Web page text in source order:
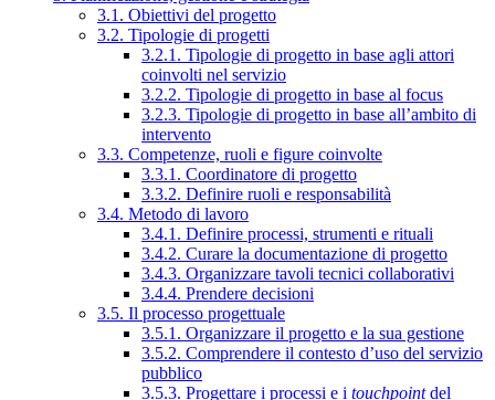
3.1. Obiettivi del progetto
3.2. Tipologie di progetti
3.2.1. Tipologie di progetto in base agli attori
coinvolti nel servizio
3.2.2. Tipologie di progetto in base al focus
3.2.3. Tipologie di progetto in base all’ambito di
intervento
3.3. Competenze, ruoli e figure coinvolte
3.3.1. Coordinatore di progetto
3.3.2. Definire ruoli e responsabilità
3.4. Metodo di lavoro
3.4.1. Definire processi, strumenti e rituali
3.4.2. Curare la documentazione di progetto
3.4.3. Organizzare tavoli tecnici collaborativi
3.4.4. Prendere decisioni
3.5. Il processo progettuale
3.5.1. Organizzare il progetto e la sua gestione
3.5.2. Comprendere il contesto d’uso del servizio
pubblico
3.5.3. Progettare i processi e i touchpointdel